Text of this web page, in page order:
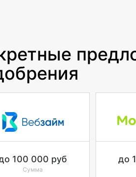
100 000 руб
Сумма
до